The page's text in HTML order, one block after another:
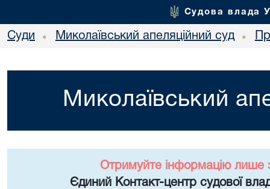
Судова влада
Суди • Миколаївський апеляційний суд •
Миколаївський
Отримуйте інформацію лише
Єдиний Контакт-центр судової